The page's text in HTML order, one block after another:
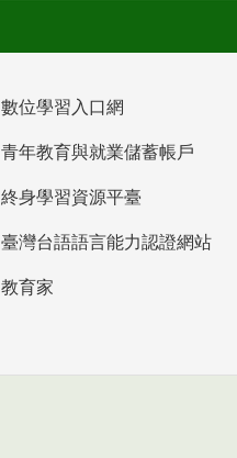
數位學習入口網
青年教育與就業儲蓄帳戶
終身學習資源平臺
臺灣台語語言能力認證網站
教育家